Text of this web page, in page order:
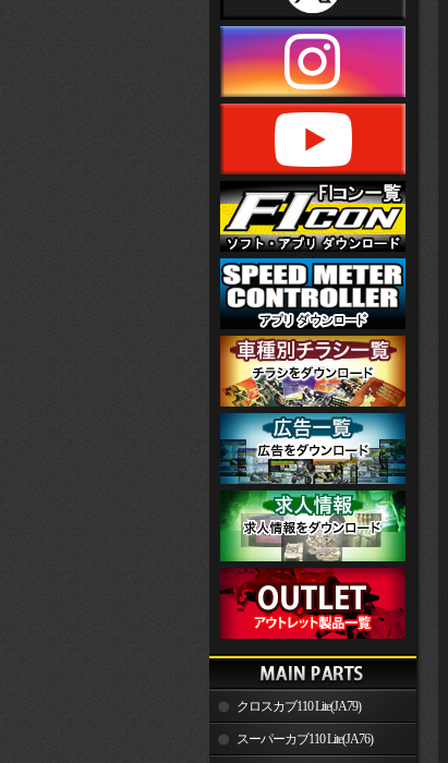
クロスカブ110 Lite(JA79)
スーパーカブ110 Lite(JA76)